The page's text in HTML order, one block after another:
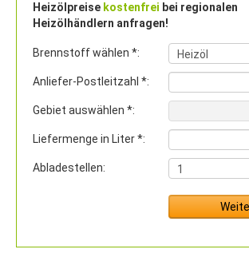
Heizölpreise kostenfrei bei regionalen
Heizölhändlern anfragen!
Brennstoff wählen *:
Anliefer-Postleitzahl *:
Gebiet auswählen *:
Liefermenge in Liter *:
Abladestellen: